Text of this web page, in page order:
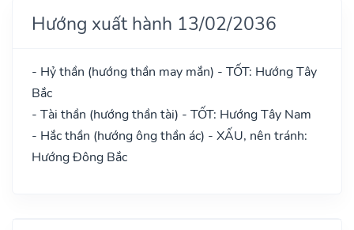
Hướng xuất hành 13/02/2036
- Hỷ thần (hướng thần may mắn) - TỐT: Hướng Tây
Bắc
- Tài thần (hướng thần tài) - TỐT: Hướng Tây Nam
- Hắc thần (hướng ông thần ác) - XẤU, nên tránh:
Hướng Đông Bắc